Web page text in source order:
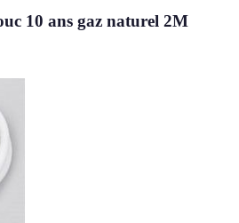
10 ans gaz naturel 2M